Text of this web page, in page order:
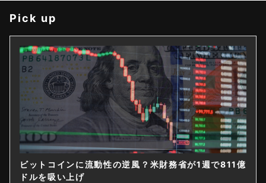
Pick up
ビットコインに流動性の逆風？米財務省が1週で811億
ドルを吸い上げ